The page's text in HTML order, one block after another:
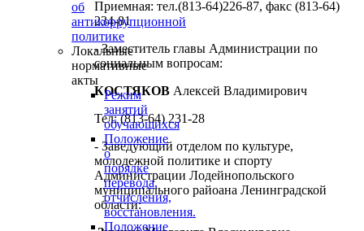
Приемная: тел.(813-64)226-87, факс (813-64)
234-81
- Заместитель главы Администрации по
социальным вопросам:
КОСТЯКОВ Алексей Владимирович
Тел: (813-64) 231-28
- Заведующий отделом по культуре,
молодежной политике и спорту
Администрации Лодейнопольского
муниципального райоана Ленинградской
области:
об
антикоррупционной
политике
Локальные
нормативные
акты
Режим
занятий
обучающихся
Положение
о
порядке
перевода,
отчисления,
восстановления.
Положение